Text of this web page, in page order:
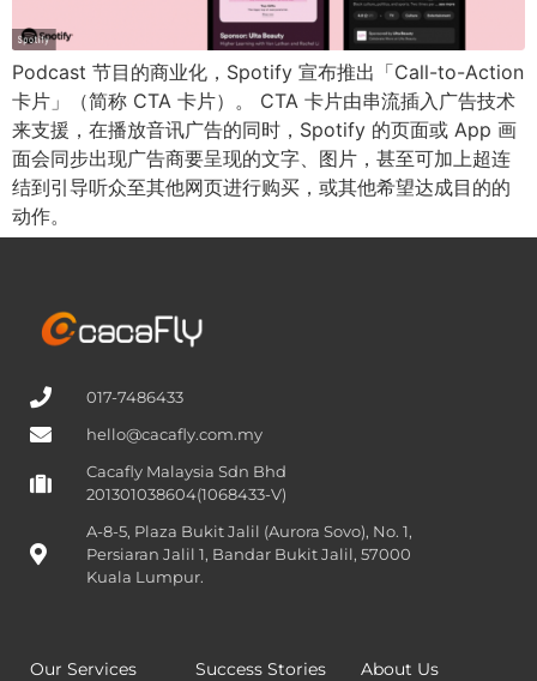
Podcast 节目的商业化，Spotify 宣布推出「Call-to-Action
卡片」（简称 CTA 卡片）。 CTA 卡片由串流插入广告技术
来支援，在播放音讯广告的同时，Spotify 的页面或 App 画
面会同步出现广告商要呈现的文字、图片，甚至可加上超连
结到引导听众至其他网页进行购买，或其他希望达成目的的
动作。
017-7486433
hello@cacafly.com.my
Cacafly Malaysia Sdn Bhd
201301038604(1068433-V)
A-8-5, Plaza Bukit Jalil (Aurora Sovo), No. 1,
Persiaran Jalil 1, Bandar Bukit Jalil, 57000
Kuala Lumpur.
Our Services
Success Stories
About Us